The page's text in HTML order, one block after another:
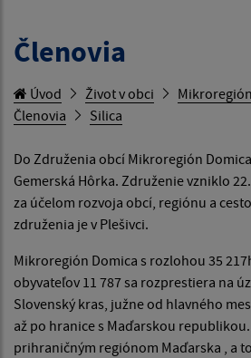
Členovia
Úvod Život v obci
Členovia
Silica
Do Združenia obcí Mikroregión
Gemerská Hôrka. Združenie vzniklo
za účelom rozvoja obcí, regiónu a
združenia je v Plešivci.
Mikroregión Domica s rozlohou 35
obyvateľov 11 787 sa rozprestiera na
Slovenský kras, južne od hlavného
až po hranice s Maďarskou
prihraničným regiónom Maďarska , a